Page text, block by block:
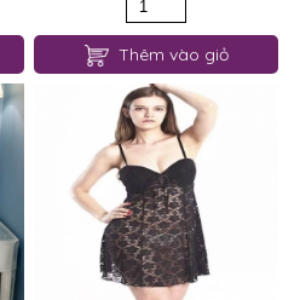
Thêm vào giỏ